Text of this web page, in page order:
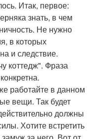
Итак, первое:
знать, в чем
Не нужно
в которых
и следствие.
коттедж". Фраза
работайте в данном
вещи. Так будет
должны
Хотите встретить